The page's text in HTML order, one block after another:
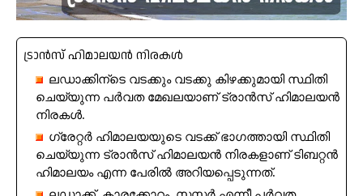
ട്രാൻസ് ഹിമാലയൻ നിരകൾ
ലഡാക്കിന്ടെ വടക്കും വടക്കു കിഴക്കുമായി സ്ഥിതി
ചെയ്യുന്ന പർവത മേഖലയാണ് ട്രാൻസ് ഹിമാലയൻ
നിരകൾ.
ഗ്രേറ്റർ ഹിമാലയയുടെ വടക്ക് ഭാഗത്തായി സ്ഥിതി
ചെയ്യുന്ന ട്രാൻസ് ഹിമാലയൻ നിരകളാണ് ടിബറ്റൻ
ഹിമാലയം എന്ന പേരിൽ അറിയപ്പെടുന്നത്.